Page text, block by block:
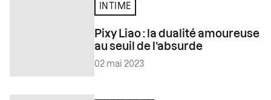
INTIME
Pixy Liao : la dualité amoureuse
au seuil de l’absurde
02 mai 2023